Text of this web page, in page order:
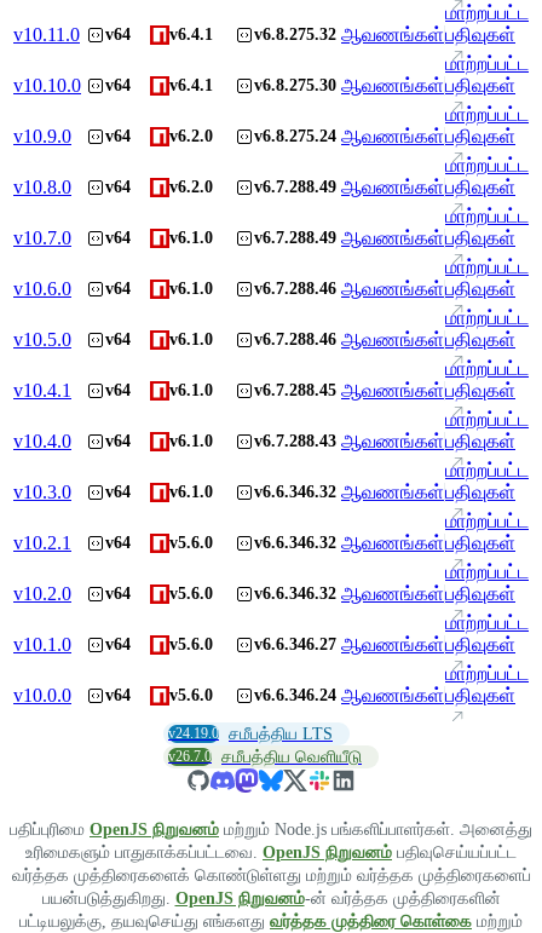
v10.11.0 v64 v6.4.1 v6.8.275.32 ஆவணங்கள்
மாற்றப்பட்ட
பதிவுகள்
v10.10.0 v64 v6.4.1 v6.8.275.30 ஆவணங்கள்
மாற்றப்பட்ட
பதிவுகள்
v10.9.0 v64 v6.2.0 v6.8.275.24 ஆவணங்கள்
மாற்றப்பட்ட
பதிவுகள்
v10.8.0 v64 v6.2.0 v6.7.288.49 ஆவணங்கள்
மாற்றப்பட்ட
பதிவுகள்
v10.7.0 v64 v6.1.0 v6.7.288.49 ஆவணங்கள்
மாற்றப்பட்ட
பதிவுகள்
v10.6.0 v64 v6.1.0 v6.7.288.46 ஆவணங்கள்
மாற்றப்பட்ட
பதிவுகள்
v10.5.0 v64 v6.1.0 v6.7.288.46 ஆவணங்கள்
மாற்றப்பட்ட
பதிவுகள்
v10.4.1 v64 v6.1.0 v6.7.288.45 ஆவணங்கள்
மாற்றப்பட்ட
பதிவுகள்
v10.4.0 v64 v6.1.0 v6.7.288.43 ஆவணங்கள்
மாற்றப்பட்ட
பதிவுகள்
v10.3.0 v64 v6.1.0 v6.6.346.32 ஆவணங்கள்
மாற்றப்பட்ட
பதிவுகள்
v10.2.1 v64 v5.6.0 v6.6.346.32 ஆவணங்கள்
மாற்றப்பட்ட
பதிவுகள்
v10.2.0 v64 v5.6.0 v6.6.346.32 ஆவணங்கள்
மாற்றப்பட்ட
பதிவுகள்
v10.1.0 v64 v5.6.0 v6.6.346.27 ஆவணங்கள்
மாற்றப்பட்ட
பதிவுகள்
v10.0.0 v64 v5.6.0 v6.6.346.24 ஆவணங்கள்
மாற்றப்பட்ட
பதிவுகள்
v24.19.0 சமீபத்திய LTS
v26.7.0 சமீபத்திய வெளியீடு
பதிப்புரிமை OpenJS நிறுவனம் மற்றும் Node.js பங்களிப்பாளர்கள். அனைத்து
உரிமைகளும் பாதுகாக்கப்பட்டவை. OpenJS நிறுவனம் பதிவுசெய்யப்பட்ட
வர்த்தக முத்திரைகளைக் கொண்டுள்ளது மற்றும் வர்த்தக முத்திரைகளைப்
பயன்படுத்துகிறது. OpenJS நிறுவனம்-ன் வர்த்தக முத்திரைகளின்
பட்டியலுக்கு, தயவுசெய்து எங்களது வர்த்தக முத்திரை கொள்கை மற்றும்